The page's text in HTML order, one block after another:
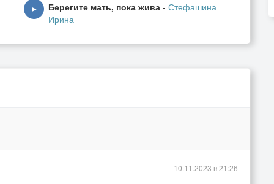
▶ Берегите мать, пока жива - Стефашина
Ирина
10.11.2023 в 21:26